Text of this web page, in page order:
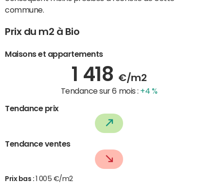
commune.
Prix du m2 à Bio
Maisons et appartements
1 418 €/m2
Tendance sur 6 mois : +4 %
Tendance prix
Tendance ventes
Prix bas :
1 005 €/m2